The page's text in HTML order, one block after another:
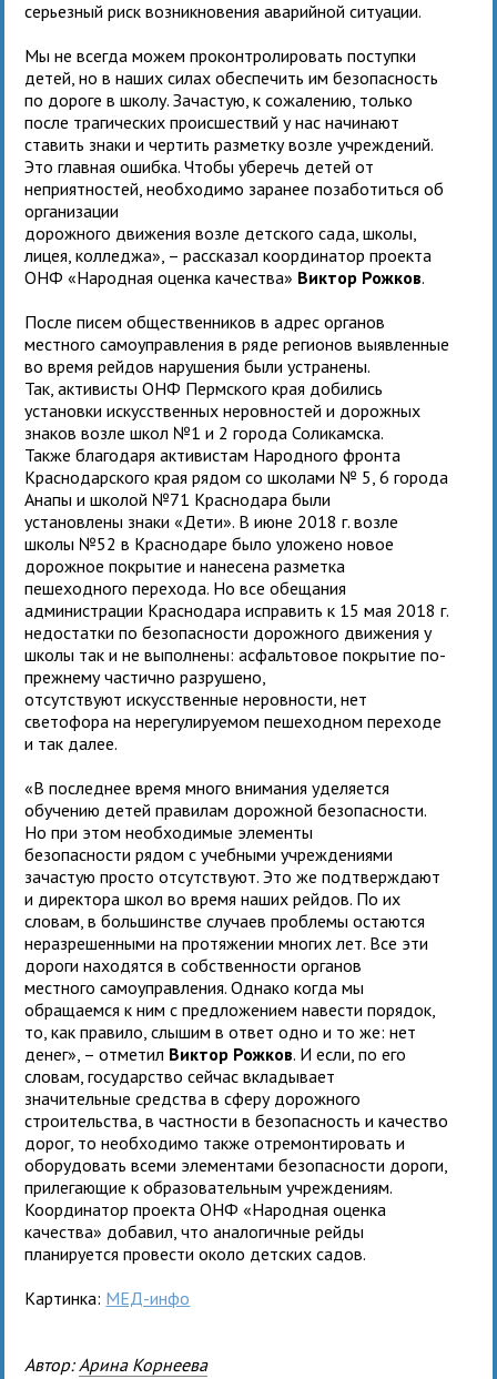
серьезный риск возникновения аварийной ситуации.
Мы не всегда можем проконтролировать поступки
детей, но в наших силах обеспечить им безопасность
по дороге в школу. Зачастую, к сожалению, только
после трагических происшествий у нас начинают
ставить знаки и чертить разметку возле учреждений.
Это главная ошибка. Чтобы уберечь детей от
неприятностей, необходимо заранее позаботиться об
организации
дорожного движения возле детского сада, школы,
лицея, колледжа», – рассказал координатор проекта
ОНФ «Народная оценка качества» Виктор Рожков.
После писем общественников в адрес органов
местного самоуправления в ряде регионов выявленные
во время рейдов нарушения были устранены.
Так, активисты ОНФ Пермского края добились
установки искусственных неровностей и дорожных
знаков возле школ №1 и 2 города Соликамска.
Также благодаря активистам Народного фронта
Краснодарского края рядом со школами № 5, 6 города
Анапы и школой №71 Краснодара были
установлены знаки «Дети». В июне 2018 г. возле
школы №52 в Краснодаре было уложено новое
дорожное покрытие и нанесена разметка
пешеходного перехода. Но все обещания
администрации Краснодара исправить к 15 мая 2018 г.
недостатки по безопасности дорожного движения у
школы так и не выполнены: асфальтовое покрытие по-
прежнему частично разрушено,
отсутствуют искусственные неровности, нет
светофора на нерегулируемом пешеходном переходе
и так далее.
«В последнее время много внимания уделяется
обучению детей правилам дорожной безопасности.
Но при этом необходимые элементы
безопасности рядом с учебными учреждениями
зачастую просто отсутствуют. Это же подтверждают
и директора школ во время наших рейдов. По их
словам, в большинстве случаев проблемы остаются
неразрешенными на протяжении многих лет. Все эти
дороги находятся в собственности органов
местного самоуправления. Однако когда мы
обращаемся к ним с предложением навести порядок,
то, как правило, слышим в ответ одно и то же: нет
денег», – отметил Виктор Рожков. И если, по его
словам, государство сейчас вкладывает
значительные средства в сферу дорожного
строительства, в частности в безопасность и качество
дорог, то необходимо также отремонтировать и
оборудовать всеми элементами безопасности дороги,
прилегающие к образовательным учреждениям.
Координатор проекта ОНФ «Народная оценка
качества» добавил, что аналогичные рейды
планируется провести около детских садов.
Картинка: МЕД-инфо
Автор: Арина Корнеева